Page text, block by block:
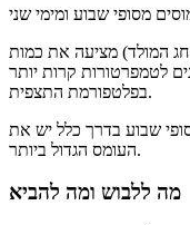
המולד) מציעה את כמות
לטמפרטורות קרות יותר
בפלטפורמת התצפית.
שבוע בדרך כלל יש את
העומס הגדול ביותר.
מה ללבוש ומה להביא